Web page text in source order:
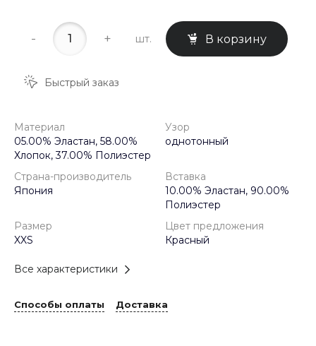
- + шт. В корзину
Быстрый заказ
Материал
05.00% Эластан, 58.00%
Хлопок, 37.00% Полиэстер
Узор
однотонный
Страна-производитель
Япония
Вставка
10.00% Эластан, 90.00%
Полиэстер
Размер
XXS
Цвет предложения
Красный
Все характеристики
Способы оплаты Доставка